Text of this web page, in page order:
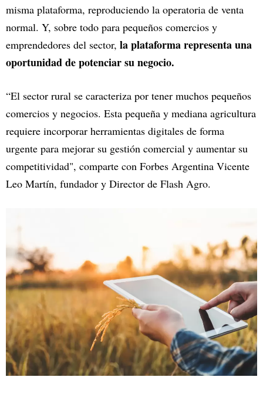
misma plataforma, reproduciendo la operatoria de venta
normal. Y, sobre todo para pequeños comercios y
emprendedores del sector, la plataforma representa una
oportunidad de potenciar su negocio.
“El sector rural se caracteriza por tener muchos pequeños
comercios y negocios. Esta pequeña y mediana agricultura
requiere incorporar herramientas digitales de forma
urgente para mejorar su gestión comercial y aumentar su
competitividad", comparte con Forbes Argentina Vicente
Leo Martín, fundador y Director de Flash Agro.